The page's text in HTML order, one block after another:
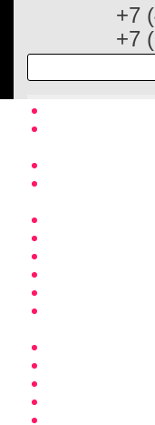
+7
+7
Laura